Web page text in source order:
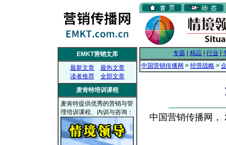
EMKT营销文库
最新文章
最热文章
读者推荐
全部文章
麦肯特培训课程
麦肯特提供优秀的营销与管
理培训课程、内训与咨询：
专题 精品 行业
中国营销传播网 > 经营战略 >
中国营销传播网